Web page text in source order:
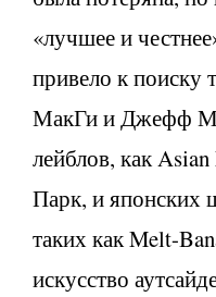
«лучшее и
привело к поиску
МакГи и Джефф
лейблов, как
Парк, и японских
таких как Melt-
искусство